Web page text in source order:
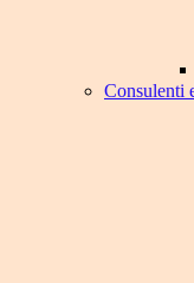
Consulenti